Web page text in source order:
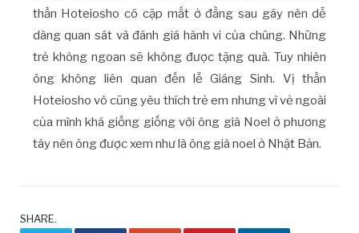
thần Hoteiosho có cặp mắt ở đằng sau gáy nên dễ
dàng quan sát và đánh giá hành vi của chúng. Những
trẻ không ngoan sẽ không được tặng quà. Tuy nhiên
ông không liên quan đến lễ Giáng Sinh. Vị thần
Hoteiosho vô cũng yêu thích trẻ em nhưng vì vẻ ngoài
của mình khá giống giống với ông già Noel ở phương
tây nên ông được xem như là ông già noel ở Nhật Bản.
SHARE.